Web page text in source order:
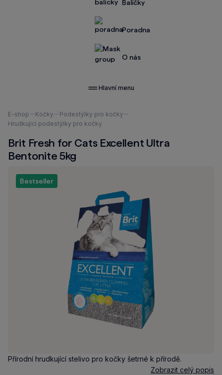
Balíčky
Poradna
O nás
Hlavní menu
Nacházíte
se
E-shop Kočky
Podestýlky pro kočky
Hrudkující podestýlky pro kočky
Brit Fresh for Cats Excellent Ultra
Bentonite 5kg
Bestseller
Přírodní hrudkující stelivo pro kočky šetrné k přírodě.
Zobrazit celý popis